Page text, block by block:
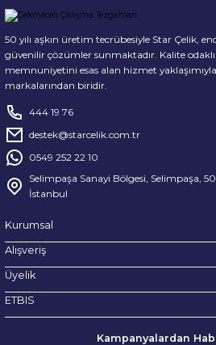
50 yılı aşkın üretim tecrübesiyle Star Çelik,
güvenilir çözümler sunmaktadır. Kalite
memnuniyetini esas alan hizmet
markalarından biridir.
444 19 76
destek@starcelik.com.tr
0549 252 22 10
Selimpaşa Sanayi Bölgesi, Selimpaşa,
İstanbul
Kurumsal
Alışveriş
Üyelik
ETBIS
Kampanyalardan